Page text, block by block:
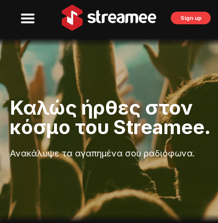
Sign up
Καλώς ήρθες στον
κόσμο του Streamee.
Ανακάλυψε τα αγαπημένα σου ραδιόφωνα.